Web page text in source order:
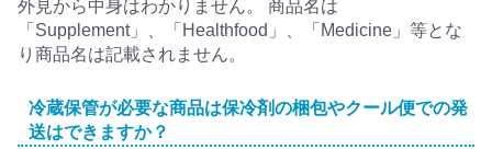
外見から中身はわかりません。 商品名は
「Supplement」、「Healthfood」、「Medicine」等とな
り商品名は記載されません。
冷蔵保管が必要な商品は保冷剤の梱包やクール便での発
送はできますか？